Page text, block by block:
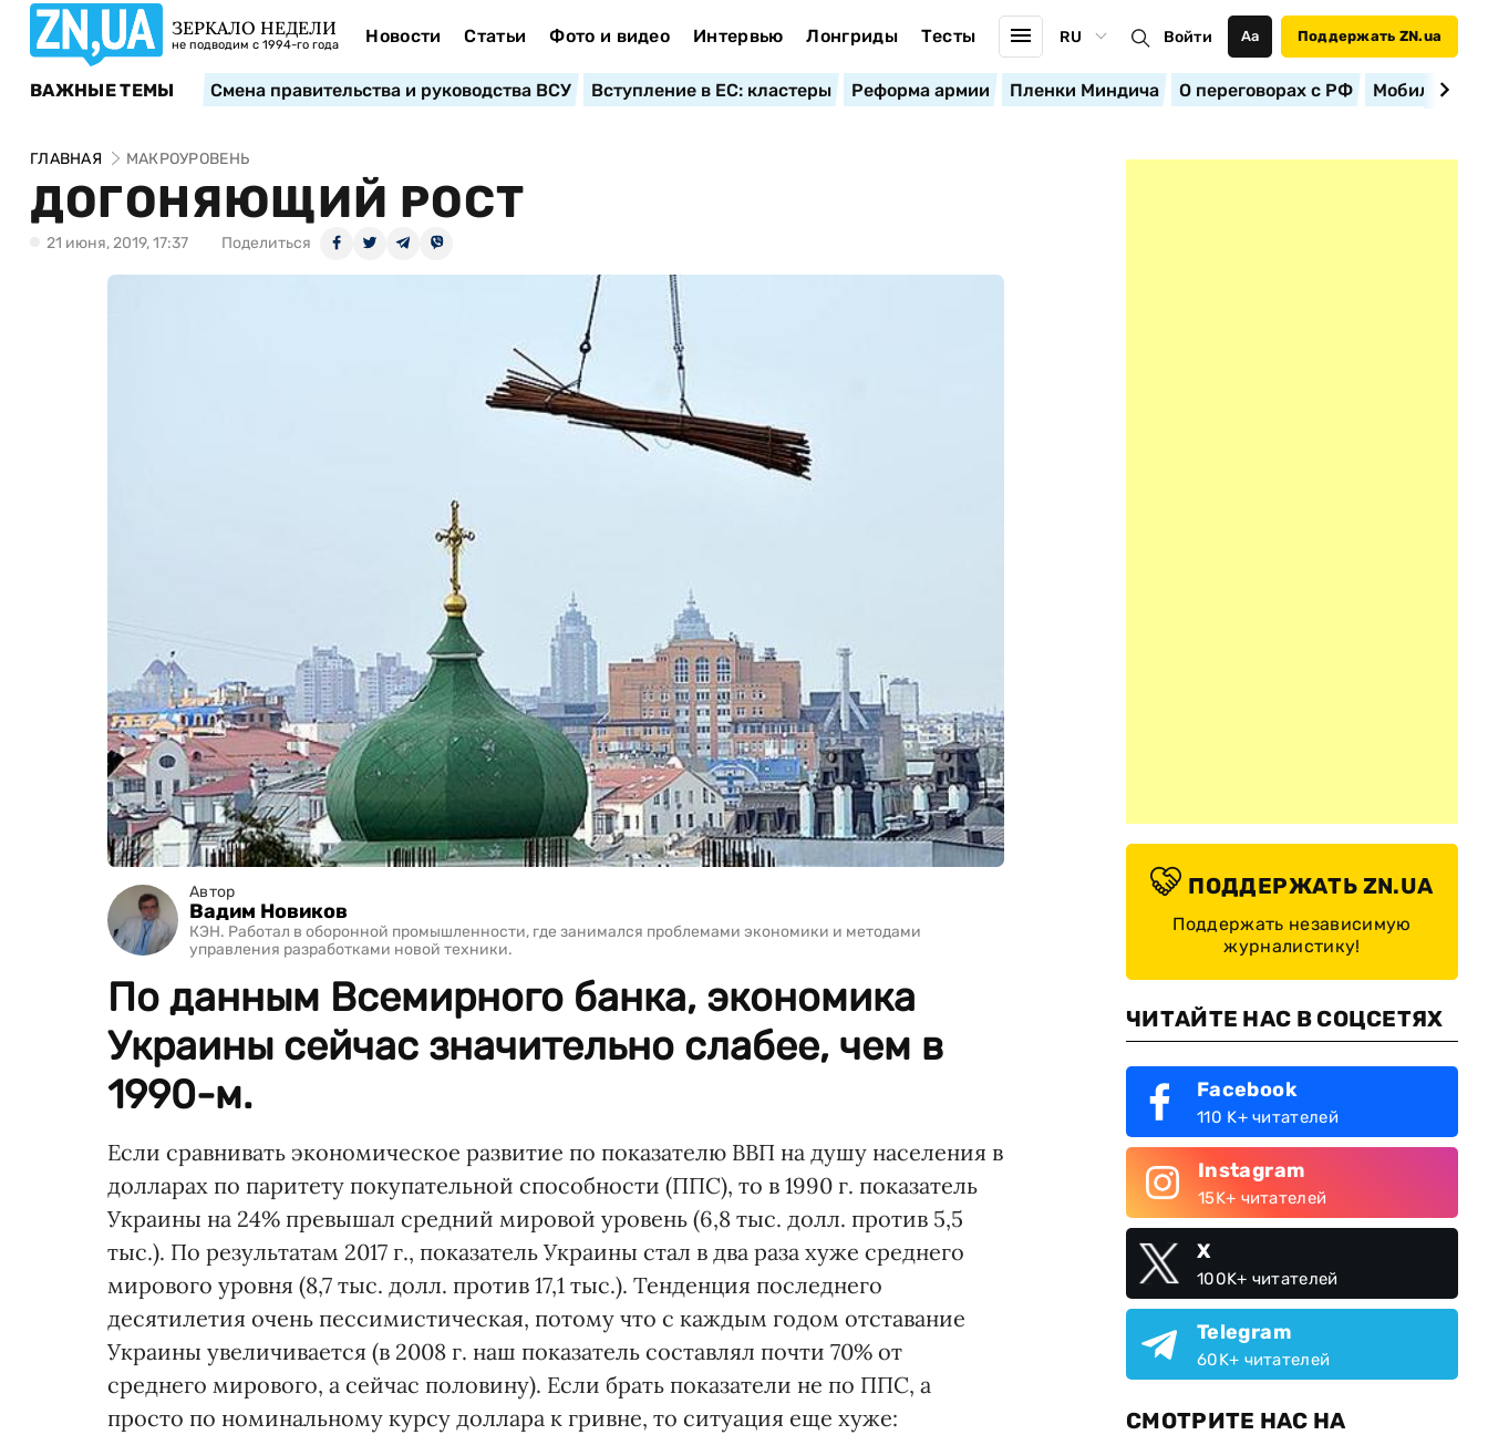
ЗЕРКАЛО НЕДЕЛИ
не подводим с 1994-го года Новости Статьи Фото и видео Интервью Лонгриды Тесты RU Войти Аа Поддержать ZN.ua
ВАЖНЫЕ ТЕМЫ Смена правительства и руководства ВСУ Вступление в ЕС: кластеры Реформа армии Пленки Миндича О переговорах с РФ
ГЛАВНАЯ МАКРОУРОВЕНЬ
ДОГОНЯЮЩИЙ РОСТ
21 июня, 2019, 17:37 Поделиться
Автор
Вадим Новиков
КЭН. Работал в оборонной промышленности, где занимался проблемами экономики и методами
управления разработками новой техники.
По данным Всемирного банка, экономика
Украины сейчас значительно слабее, чем в
1990-м.
Если сравнивать экономическое развитие по показателю ВВП на душу населения в
долларах по паритету покупательной способности (ППС), то в 1990 г. показатель
Украины на 24% превышал средний мировой уровень (6,8 тыс. долл. против 5,5
тыс.). По результатам 2017 г., показатель Украины стал в два раза хуже среднего
мирового уровня (8,7 тыс. долл. против 17,1 тыс.). Тенденция последнего
десятилетия очень пессимистическая, потому что с каждым годом отставание
Украины увеличивается (в 2008 г. наш показатель составлял почти 70% от
среднего мирового, а сейчас половину). Если брать показатели не по ППС, а
просто по номинальному курсу доллара к гривне, то ситуация еще хуже:
ПОДДЕРЖАТЬ ZN.UA
Поддержать независимую
журналистику!
ЧИТАЙТЕ НАС В СОЦСЕТЯХ
Facebook
110 K+ читателей
Instagram
15K+ читателей
X
100K+ читателей
Telegram
60K+ читателей
СМОТРИТЕ НАС НА